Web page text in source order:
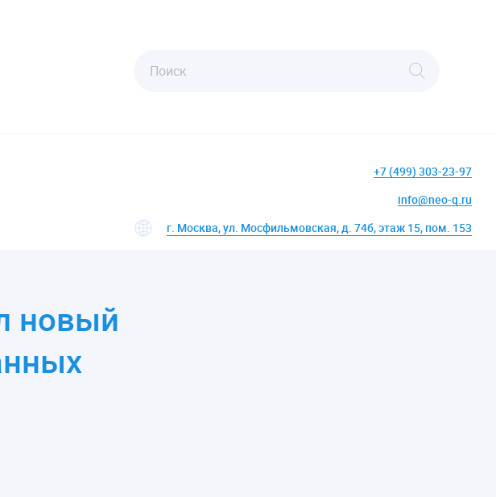
+7 (499) 303-23-97
info@neo-q.ru
г. Москва, ул. Мосфильмовская, д. 74б, этаж 15, пом. 153
новый